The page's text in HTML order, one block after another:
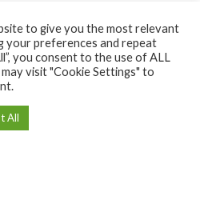
to give you the most relevant
your preferences and repeat
you consent to the use of ALL
visit "Cookie Settings" to
All